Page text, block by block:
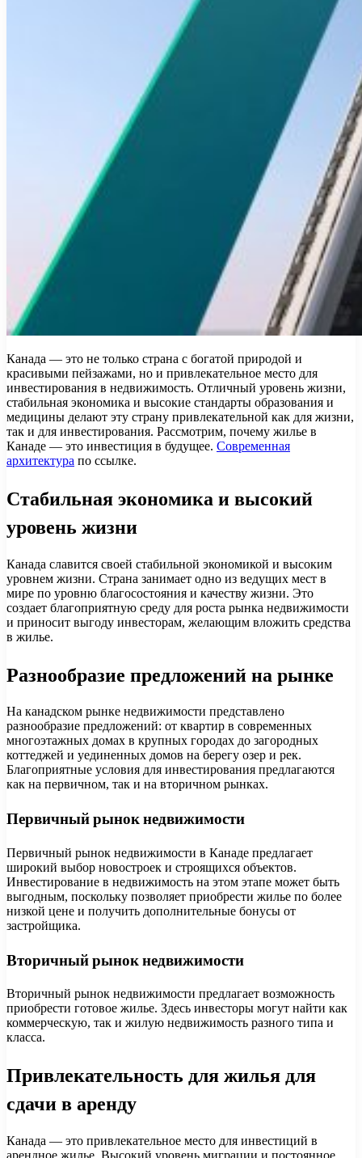
Канада — это не только страна с богатой природой и
красивыми пейзажами, но и привлекательное место для
инвестирования в недвижимость. Отличный уровень жизни,
стабильная экономика и высокие стандарты образования и
медицины делают эту страну привлекательной как для жизни,
так и для инвестирования. Рассмотрим, почему жилье в
Канаде — это инвестиция в будущее. Современная
архитектура по ссылке.
Стабильная экономика и высокий
уровень жизни
Канада славится своей стабильной экономикой и высоким
уровнем жизни. Страна занимает одно из ведущих мест в
мире по уровню благосостояния и качеству жизни. Это
создает благоприятную среду для роста рынка недвижимости
и приносит выгоду инвесторам, желающим вложить средства
в жилье.
Разнообразие предложений на рынке
На канадском рынке недвижимости представлено
разнообразие предложений: от квартир в современных
многоэтажных домах в крупных городах до загородных
коттеджей и уединенных домов на берегу озер и рек.
Благоприятные условия для инвестирования предлагаются
как на первичном, так и на вторичном рынках.
Первичный рынок недвижимости
Первичный рынок недвижимости в Канаде предлагает
широкий выбор новостроек и строящихся объектов.
Инвестирование в недвижимость на этом этапе может быть
выгодным, поскольку позволяет приобрести жилье по более
низкой цене и получить дополнительные бонусы от
застройщика.
Вторичный рынок недвижимости
Вторичный рынок недвижимости предлагает возможность
приобрести готовое жилье. Здесь инвесторы могут найти как
коммерческую, так и жилую недвижимость разного типа и
класса.
Привлекательность для жилья для
сдачи в аренду
Канада — это привлекательное место для инвестиций в